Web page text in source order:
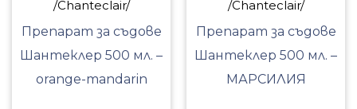
/Chanteclair/
Препарат за съдове
Шантеклер 500 мл. –
orange-mandarin
/Chanteclair/
Препарат за съдове
Шантеклер 500 мл. –
МАРСИЛИЯ